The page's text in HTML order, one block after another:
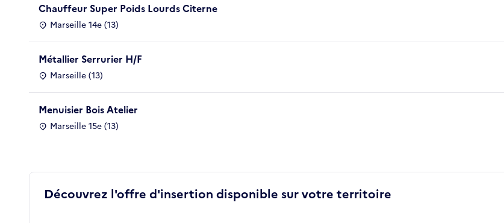
Chauffeur Super Poids Lourds Citerne
Marseille 14e (13)
Métallier Serrurier H/F
Marseille (13)
Menuisier Bois Atelier
Marseille 15e (13)
Découvrez l'offre d'insertion disponible sur votre territoire